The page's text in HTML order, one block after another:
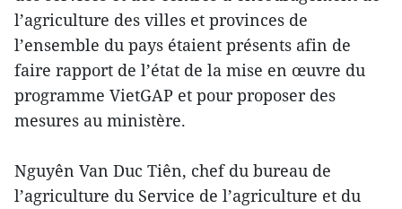
l’agriculture des villes et provinces de
l’ensemble du pays étaient présents afin de
faire rapport de l’état de la mise en œuvre du
programme VietGAP et pour proposer des
mesures au ministère.
Nguyên Van Duc Tiên, chef du bureau de
l’agriculture du Service de l’agriculture et du